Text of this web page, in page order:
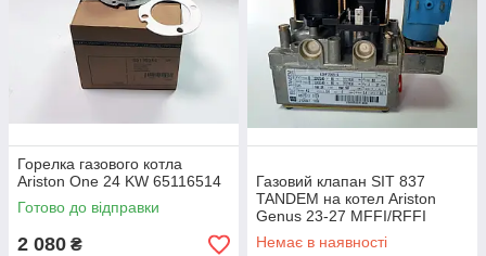
Горелка газового котла
Ariston One 24 KW 65116514
Готово до відправки
2 080 ₴
Газовий клапан SIT 837
TANDEM на котел Ariston
Genus 23-27 MFFI/RFFI
573457
Немає в наявності